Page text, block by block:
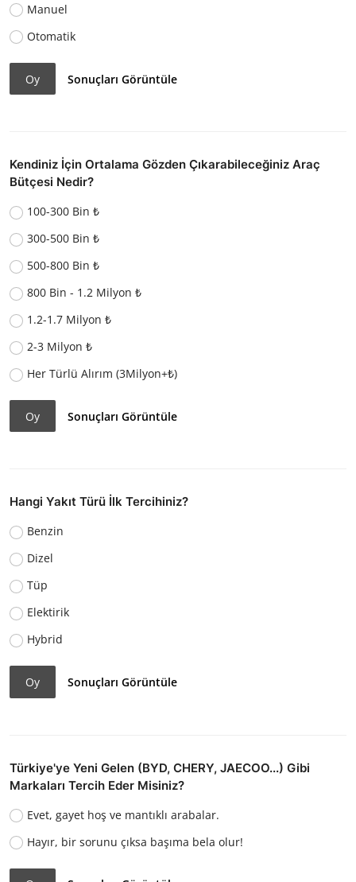
Manuel
Otomatik
Oy Sonuçları Görüntüle
Kendiniz İçin Ortalama Gözden Çıkarabileceğiniz Araç
Bütçesi Nedir?
100-300 Bin ₺
300-500 Bin ₺
500-800 Bin ₺
800 Bin - 1.2 Milyon ₺
1.2-1.7 Milyon ₺
2-3 Milyon ₺
Her Türlü Alırım (3Milyon+₺)
Oy Sonuçları Görüntüle
Hangi Yakıt Türü İlk Tercihiniz?
Benzin
Dizel
Tüp
Elektirik
Hybrid
Oy Sonuçları Görüntüle
Türkiye'ye Yeni Gelen (BYD, CHERY, JAECOO...) Gibi
Markaları Tercih Eder Misiniz?
Evet, gayet hoş ve mantıklı arabalar.
Hayır, bir sorunu çıksa başıma bela olur!